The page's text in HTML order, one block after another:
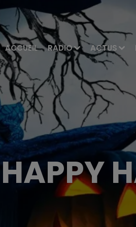
ACCUEIL RADIO ACTUS
HAPPY